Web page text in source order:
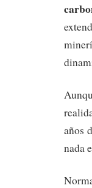
años
nada